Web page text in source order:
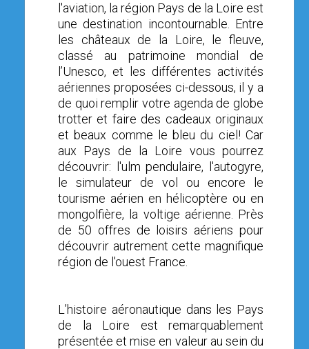
l'aviation, la région Pays de la Loire est
une destination incontournable. Entre
les châteaux de la Loire, le fleuve,
classé au patrimoine mondial de
l’Unesco, et les différentes activités
aériennes proposées ci-dessous, il y a
de quoi remplir votre agenda de globe
trotter et faire des cadeaux originaux
et beaux comme le bleu du ciel! Car
aux Pays de la Loire vous pourrez
découvrir: l'ulm pendulaire, l'autogyre,
le simulateur de vol ou encore le
tourisme aérien en hélicoptère ou en
mongolfière, la voltige aérienne. Près
de 50 offres de loisirs aériens pour
découvrir autrement cette magnifique
région de l'ouest France.
L’histoire aéronautique dans les Pays
de la Loire est remarquablement
présentée et mise en valeur au sein du